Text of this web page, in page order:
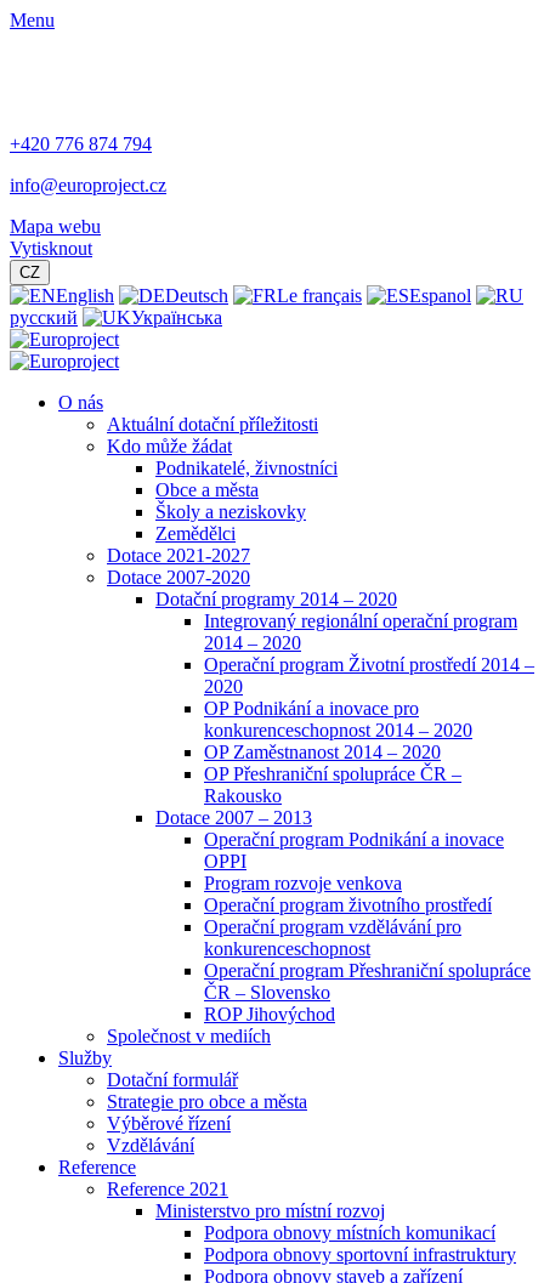
Menu
+420 776 874 794
info@europroject.cz
Mapa webu
Vytisknout
CZ
English Deutsch Le français
Espanol
русский
Українська
O nás
Aktuální dotační příležitosti
Kdo může žádat
Podnikatelé, živnostníci
Obce a města
Školy a neziskovky
Zemědělci
Dotace 2021-2027
Dotace 2007-2020
Dotační programy 2014 – 2020
Integrovaný regionální operační program
2014 – 2020
Operační program Životní prostředí 2014 –
2020
OP Podnikání a inovace pro
konkurenceschopnost 2014 – 2020
OP Zaměstnanost 2014 – 2020
OP Přeshraniční spolupráce ČR –
Rakousko
Dotace 2007 – 2013
Operační program Podnikání a inovace
OPPI
Program rozvoje venkova
Operační program životního prostředí
Operační program vzdělávání pro
konkurenceschopnost
Operační program Přeshraniční spolupráce
ČR – Slovensko
ROP Jihovýchod
Společnost v mediích
Služby
Dotační formulář
Strategie pro obce a města
Výběrové řízení
Vzdělávání
Reference
Reference 2021
Ministerstvo pro místní rozvoj
Podpora obnovy místních komunikací
Podpora obnovy sportovní infrastruktury
Podpora obnovy staveb a zařízení